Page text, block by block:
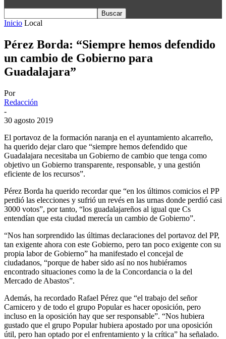
Inicio Local
Pérez Borda: “Siempre hemos defendido
un cambio de Gobierno para
Guadalajara”
Por
Redacción
-
30 agosto 2019
El portavoz de la formación naranja en el ayuntamiento alcarreño,
ha querido dejar claro que “siempre hemos defendido que
Guadalajara necesitaba un Gobierno de cambio que tenga como
objetivo un Gobierno transparente, responsable, y una gestión
eficiente de los recursos”.
Pérez Borda ha querido recordar que “en los últimos comicios el PP
perdió las elecciones y sufrió un revés en las urnas donde perdió casi
3000 votos”, por tanto, “los guadalajareños al igual que Cs
entendían que esta ciudad merecía un cambio de Gobierno”.
“Nos han sorprendido las últimas declaraciones del portavoz del PP,
tan exigente ahora con este Gobierno, pero tan poco exigente con su
propia labor de Gobierno” ha manifestado el concejal de
ciudadanos, “porque de haber sido así no nos hubiéramos
encontrado situaciones como la de la Concordancia o la del
Mercado de Abastos”.
Además, ha recordado Rafael Pérez que “el trabajo del señor
Carnicero y de todo el grupo Popular es hacer oposición, pero
incluso en la oposición hay que ser responsable”. “Nos hubiera
gustado que el grupo Popular hubiera apostado por una oposición
útil, pero han optado por el enfrentamiento y la crítica” ha señalado.